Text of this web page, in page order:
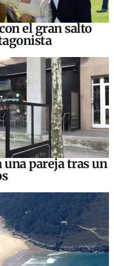
el gran salto
una pareja tras un